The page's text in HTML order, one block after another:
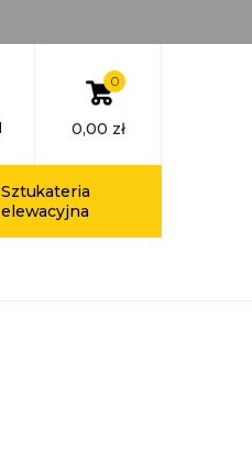
0
0,00 zł
Sztukateria
elewacyjna